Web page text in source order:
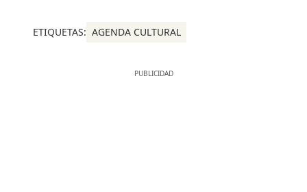
ETIQUETAS: AGENDA CULTURAL